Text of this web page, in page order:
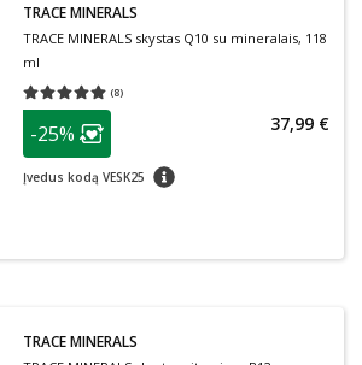
TRACE MINERALS
TRACE MINERALS skystas Q10 su mineralais, 118
ml
(8)
Vidutinis įvertinimas 5.00
patarimas
Lojalumo klubo narių nuolaida
-25%
Įvedus kodą VESK25 patarimas
37,99 €
TRACE MINERALS